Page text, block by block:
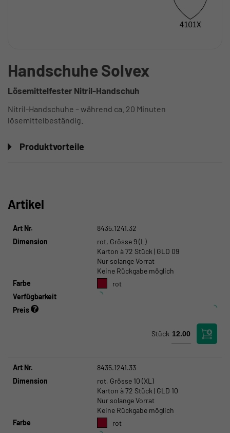
Handschuhe Solvex
Lösemittelfester Nitril-Handschuh
Nitril-Handschuhe – während ca. 20 Minuten
lösemittelbeständig.
Produktvorteile
Artikel
Art Nr.
8435.1241.32
Dimension
rot, Grösse 9 (L)
Karton à 72 Stück | GLD 09
Nur solange Vorrat
Keine Rückgabe möglich
Farbe
rot
Verfügbarkeit
Preis
Stück
Art Nr.
8435.1241.33
Dimension
rot, Grösse 10 (XL)
Karton à 72 Stück | GLD 10
Nur solange Vorrat
Keine Rückgabe möglich
Farbe
rot